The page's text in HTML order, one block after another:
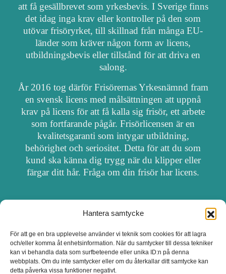
Hantera samtycke
För att ge en bra upplevelse använder vi teknik som cookies för att lagra
och/eller komma åt enhetsinformation. När du samtycker till dessa tekniker
kan vi behandla data som surfbeteende eller unika ID:n på denna
webbplats. Om du inte samtycker eller om du återkallar ditt samtycke kan
detta påverka vissa funktioner negativt.
att få gesällbrevet som yrkesbevis. I Sverige finns
det idag inga krav eller kontroller på den som
utövar frisöryrket, till skillnad från många EU-
länder som kräver någon form av licens,
utbildningsbevis eller tillstånd för att driva en
salong.
År 2016 tog därför Frisörernas Yrkesnämnd fram
en svensk licens med målsättningen att uppnå
krav på licens för att få kalla sig frisör, ett arbete
som fortfarande pågår. Frisörlicensen är en
kvalitetsgaranti som intygar utbildning,
behörighet och seriositet. Detta för att du som
kund ska känna dig trygg när du klipper eller
färgar ditt hår. Fråga om din frisör har licens.
OM FRISÖRSÖK
UPPDATERA SALONG